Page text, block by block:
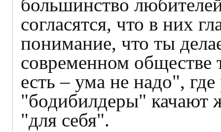
большинство
согласятся, что в них
понимание, что ты
современном обществе
есть – ума не надо",
"бодибилдеры" качают
"для себя".